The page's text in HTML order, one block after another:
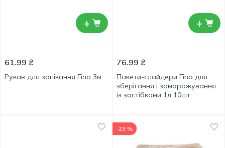
+
61.99 ₴
Рукав для запікання Fino 3м
+
76.99 ₴
Пакети-слайдери Fino для
зберігання і заморожування
із застібками 1л 10шт
-23 %